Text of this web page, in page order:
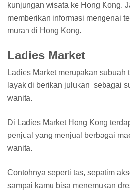
kunjungan wisata ke Hong Kong.
memberikan informasi mengenai
murah di Hong Kong.
Ladies Market
Ladies Market merupakan subuah
layak di berikan julukan sebagai
wanita.
Di Ladies Market Hong Kong
penjual yang menjual berbagai
wanita.
Contohnya seperti tas, sepatim
sampai kamu bisa menemukan